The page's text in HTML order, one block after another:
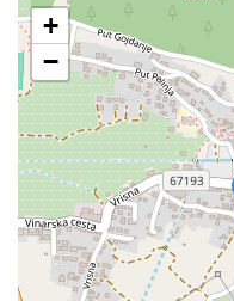
+
−